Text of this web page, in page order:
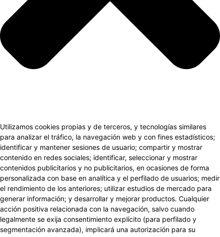
Utilizamos cookies propias y de terceros, y tecnologías similares
para analizar el tráfico, la navegación web y con fines estadísticos;
identificar y mantener sesiones de usuario; compartir y mostrar
contenido en redes sociales; identificar, seleccionar y mostrar
contenidos publicitarios y no publicitarios, en ocasiones de forma
personalizada con base en analítica y el perfilado de usuarios; medir
el rendimiento de los anteriores; utilizar estudios de mercado para
generar información; y desarrollar y mejorar productos. Cualquier
acción positiva relacionada con la navegación, salvo cuando
legalmente se exija consentimiento explícito (para perfilado y
segmentación avanzada), implicará una autorización para su